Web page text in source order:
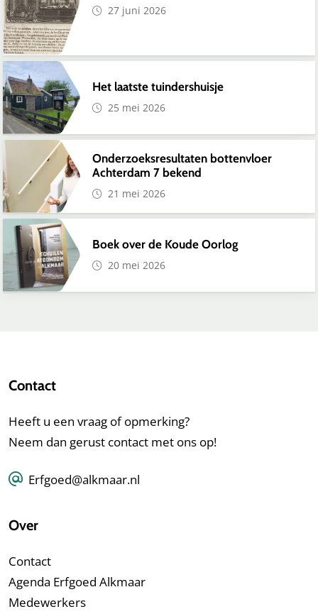
27 juni 2026
Het laatste tuindershuisje
25 mei 2026
Onderzoeksresultaten bottenvloer
Achterdam 7 bekend
21 mei 2026
Boek over de Koude Oorlog
20 mei 2026
Contact
Heeft u een vraag of opmerking?
Neem dan gerust contact met ons op!
Erfgoed@alkmaar.nl
Over
Contact
Agenda Erfgoed Alkmaar
Medewerkers